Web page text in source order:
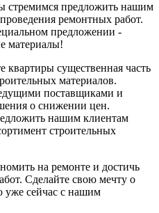
стремимся предложить нашим
ремонтных работ.
предложении -
материалы!
существенная часть
материалов.
поставщиками и
о снижении цен.
нашим клиентам
строительных
на ремонте и достичь
Сделайте свою мечту о
уже сейчас с нашим